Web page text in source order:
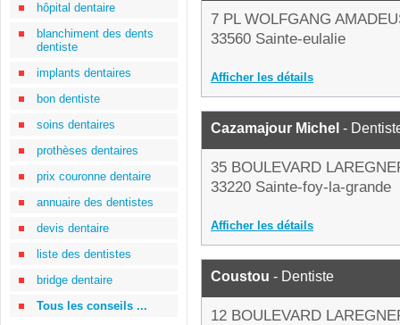
hôpital dentaire
blanchiment des dents
dentiste
implants dentaires
bon dentiste
soins dentaires
prothèses dentaires
prix couronne dentaire
annuaire des dentistes
devis dentaire
liste des dentistes
bridge dentaire
Tous les conseils ...
7 PL WOLFGANG
33560 Sainte-eulalie
Afficher les détails
Cazamajour Michel -
35 BOULEVARD
33220 Sainte-foy-la-grande
Afficher les détails
Coustou - Dentiste
12 BOULEVARD